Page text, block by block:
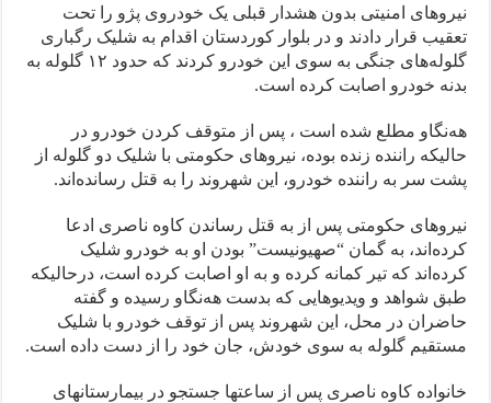
نیروهای امنیتی بدون هشدار قبلی یک خودروی پژو را تحت
تعقیب قرار دادند و در بلوار کوردستان اقدام به شلیک رگباری
گلولەهای جنگی به سوی این خودرو کردند که حدود ۱۲ گلوله به
بدنه خودرو اصابت کردە است.
هه‌نگاو مطلع شده است ، پس از متوقف کردن خودرو در
حالیکە رانندە زندە بودە، نیروهای حکومتی با شلیک دو گلوله از
پشت سر به راننده خودرو، این شهروند را به قتل رساندەاند.
نیروهای حکومتی پس از به قتل رساندن کاوه ناصری ادعا
کرده‌اند، بە گمان “صهیونیست” بودن او به خودرو شلیک
کرده‌اند که تیر کمانه کرده و به او اصابت کرده است، درحالیکه
طبق شواهد و ویدیوهایی که بدست هه‌نگاو رسیده و گفته
حاضران در محل، این شهروند پس از توقف خودرو با شلیک
مستقیم گلولە بە سوی خودش، جان خود را از دست داده است.
خانوادە کاوە ناصری پس از ساعتها جستجو در بیمارستانهای